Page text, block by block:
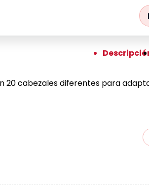
20 cabezales diferentes para